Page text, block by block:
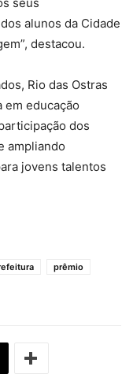
seus
alunos da Cidade
destacou.
Rio das Ostras
em educação
dos
ampliando
jovens talentos
prêmio